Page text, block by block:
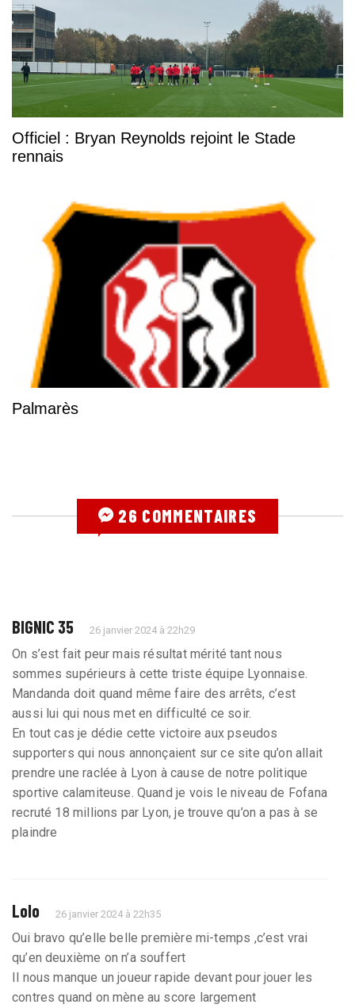
Officiel : Bryan Reynolds rejoint le Stade
rennais
Palmarès
26 COMMENTAIRES
BIGNIC 35 26 janvier 2024 à 22h29
On s’est fait peur mais résultat mérité tant nous
sommes supérieurs à cette triste équipe Lyonnaise.
Mandanda doit quand même faire des arrêts, c’est
aussi lui qui nous met en difficulté ce soir.
En tout cas je dédie cette victoire aux pseudos
supporters qui nous annonçaient sur ce site qu’on allait
prendre une raclée à Lyon à cause de notre politique
sportive calamiteuse. Quand je vois le niveau de Fofana
recruté 18 millions par Lyon, je trouve qu’on a pas à se
plaindre
Lolo 26 janvier 2024 à 22h35
Oui bravo qu’elle belle première mi-temps ,c’est vrai
qu’en deuxième on n’a souffert
Il nous manque un joueur rapide devant pour jouer les
contres quand on mène au score largement